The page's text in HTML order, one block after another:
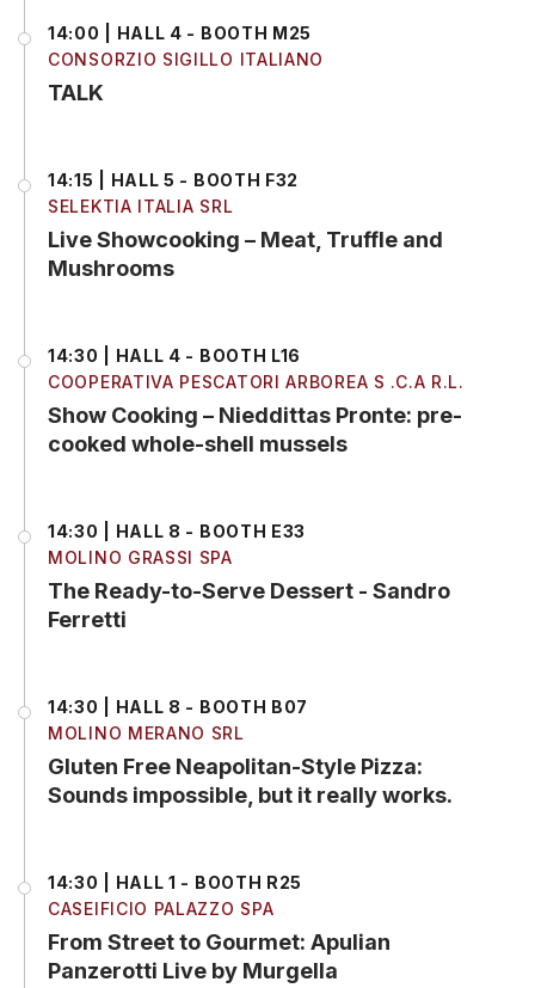
14:00 | HALL 4 - BOOTH M25
CONSORZIO SIGILLO ITALIANO
TALK
14:15 | HALL 5 - BOOTH F32
SELEKTIA ITALIA SRL
Live Showcooking – Meat, Truffle and
Mushrooms
14:30 | HALL 4 - BOOTH L16
COOPERATIVA PESCATORI ARBOREA S .C.A R.L.
Show Cooking – Nieddittas Pronte: pre-
cooked whole-shell mussels
14:30 | HALL 8 - BOOTH E33
MOLINO GRASSI SPA
The Ready-to-Serve Dessert - Sandro
Ferretti
14:30 | HALL 8 - BOOTH B07
MOLINO MERANO SRL
Gluten Free Neapolitan-Style Pizza:
Sounds impossible, but it really works.
14:30 | HALL 1 - BOOTH R25
CASEIFICIO PALAZZO SPA
From Street to Gourmet: Apulian
Panzerotti Live by Murgella